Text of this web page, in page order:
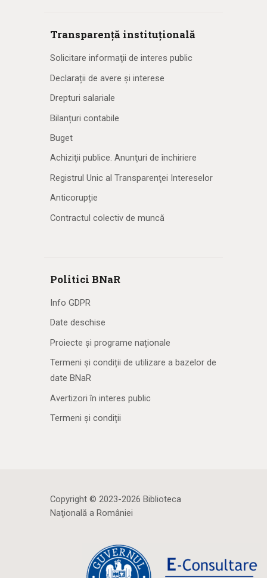
Transparență instituțională
Solicitare informaţii de interes public
Declarații de avere și interese
Drepturi salariale
Bilanțuri contabile
Buget
Achiziţii publice. Anunţuri de închiriere
Registrul Unic al Transparenţei Intereselor
Anticorupție
Contractul colectiv de muncă
Politici BNaR
Info GDPR
Date deschise
Proiecte și programe naționale
Termeni și condiții de utilizare a bazelor de
date BNaR
Avertizori în interes public
Termeni și condiții
Copyright © 2023-2026 Biblioteca
Naţională a României